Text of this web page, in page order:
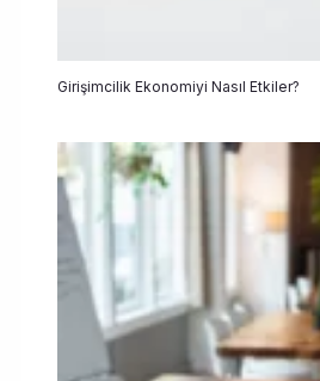
Girişimcilik Ekonomiyi Nasıl Etkiler?